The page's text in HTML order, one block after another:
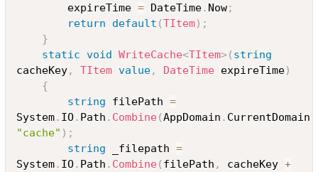
		expireTime
= DateTime. Now;
return
default (TItem) ;
}
static void WriteCache<TItem>( string
cacheKey, TItem value, DateTime expireTime)
{
string filePath =
System. IO. Path . Combine(AppDomain . CurrentDomain
"cache" ) ;
string _filepath =
System. IO. Path . Combine( filePath , cacheKey +